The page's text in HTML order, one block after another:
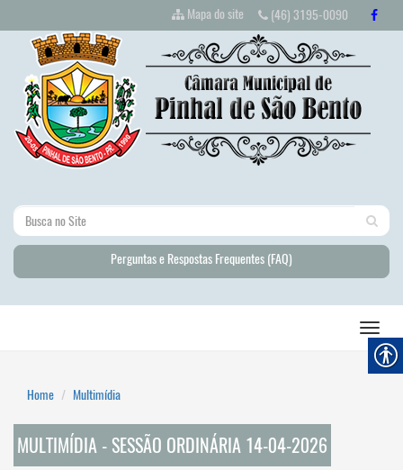
Mapa do site (46) 3195-0090
Perguntas e Respostas Frequentes (FAQ)
Home Multimídia
MULTIMÍDIA - SESSÃO ORDINÁRIA 14-04-2026